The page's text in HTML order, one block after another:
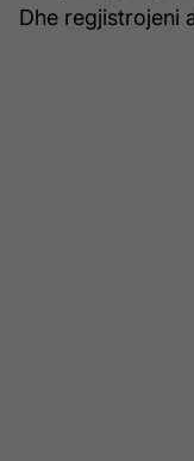
Dhe regjistrojeni